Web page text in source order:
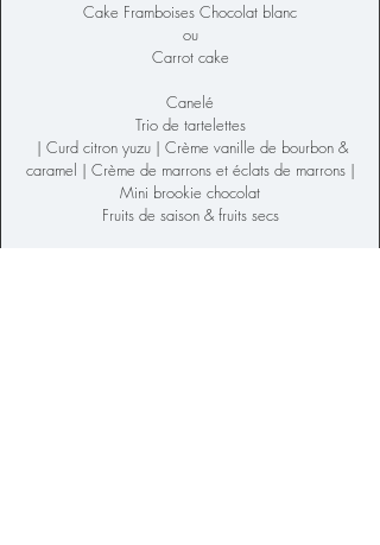
Cake Framboises Chocolat blanc
ou
Carrot cake
Canelé
Trio de tartelettes
| Curd citron yuzu | Crème vanille de bourbon &
caramel | Crème de marrons et éclats de marrons |
Mini brookie chocolat
Fruits de saison & fruits secs